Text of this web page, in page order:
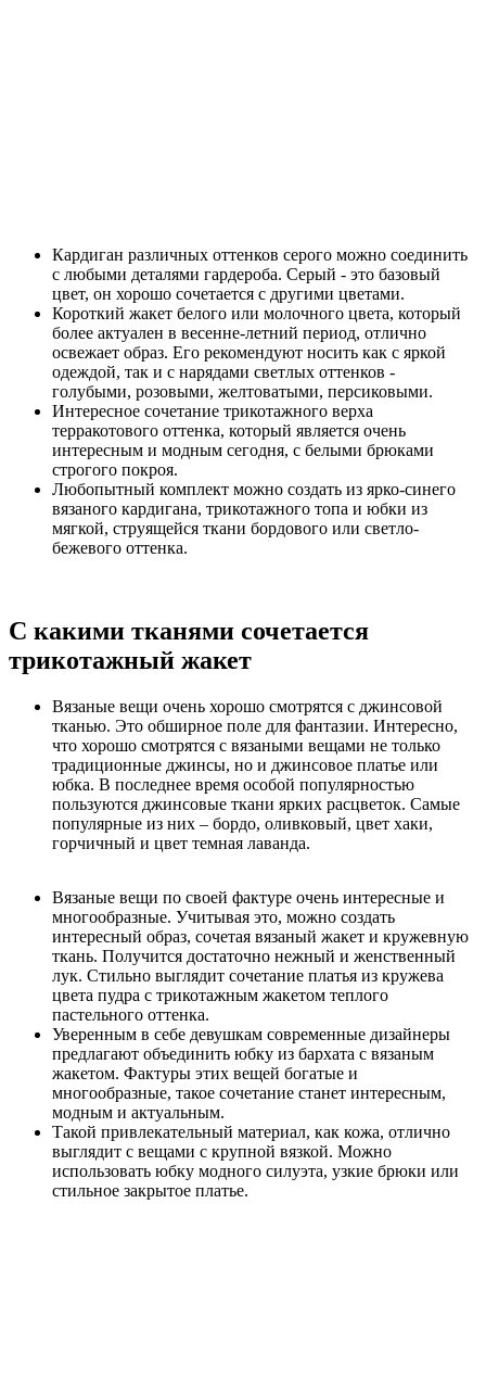
Кардиган различных оттенков серого можно соединить
с любыми деталями гардероба. Серый - это базовый
цвет, он хорошо сочетается с другими цветами.
Короткий жакет белого или молочного цвета, который
более актуален в весенне-летний период, отлично
освежает образ. Его рекомендуют носить как с яркой
одеждой, так и с нарядами светлых оттенков -
голубыми, розовыми, желтоватыми, персиковыми.
Интересное сочетание трикотажного верха
терракотового оттенка, который является очень
интересным и модным сегодня, с белыми брюками
строгого покроя.
Любопытный комплект можно создать из ярко-синего
вязаного кардигана, трикотажного топа и юбки из
мягкой, струящейся ткани бордового или светло-
бежевого оттенка.
С какими тканями сочетается
трикотажный жакет
Вязаные вещи очень хорошо смотрятся с джинсовой
тканью. Это обширное поле для фантазии. Интересно,
что хорошо смотрятся с вязаными вещами не только
традиционные джинсы, но и джинсовое платье или
юбка. В последнее время особой популярностью
пользуются джинсовые ткани ярких расцветок. Самые
популярные из них – бордо, оливковый, цвет хаки,
горчичный и цвет темная лаванда.
Вязаные вещи по своей фактуре очень интересные и
многообразные. Учитывая это, можно создать
интересный образ, сочетая вязаный жакет и кружевную
ткань. Получится достаточно нежный и женственный
лук. Стильно выглядит сочетание платья из кружева
цвета пудра с трикотажным жакетом теплого
пастельного оттенка.
Уверенным в себе девушкам современные дизайнеры
предлагают объединить юбку из бархата с вязаным
жакетом. Фактуры этих вещей богатые и
многообразные, такое сочетание станет интересным,
модным и актуальным.
Такой привлекательный материал, как кожа, отлично
выглядит с вещами с крупной вязкой. Можно
использовать юбку модного силуэта, узкие брюки или
стильное закрытое платье.